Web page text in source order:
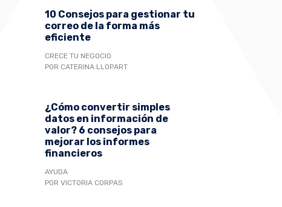
10 Consejos para gestionar tu
correo de la forma más
eficiente
CRECE TU NEGOCIO
POR CATERINA LLOPART
¿Cómo convertir simples
datos en información de
valor? 6 consejos para
mejorar los informes
financieros
AYUDA
POR VICTORIA CORPAS